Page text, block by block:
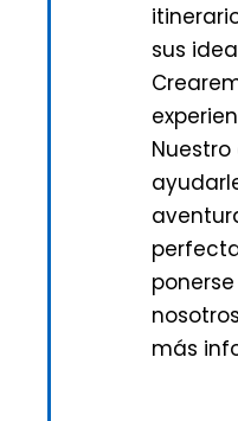
sus
más